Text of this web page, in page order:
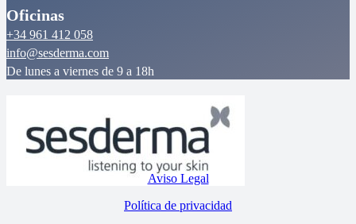
Oficinas
+34 961 412 058
info@sesderma.com
De lunes a viernes de 9 a 18h
Aviso Legal
Política de privacidad